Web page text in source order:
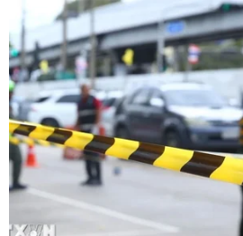
05/08/2026 12:29
Mỹ truy tố đối tượng bị bắt tại
golf của Tổng thống Trump
05/08/2026 06:57
Mỹ cấm xuất khẩu vật liệu pin
và phế liệu vonfram trong một